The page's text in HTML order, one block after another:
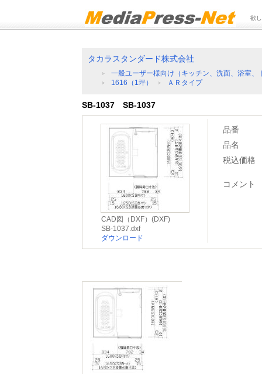
欲
タカラスタンダード株式会社
一般ユーザー様向け（キッチン、洗面、浴室、
1616（1坪）
ＡＲタイプ
SB-1037 SB-1037
CAD図（DXF）(DXF)
SB-1037.dxf
ダウンロード
品番
品名
税込価格
コメント